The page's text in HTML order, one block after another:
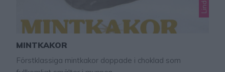
MINTKAKOR
Förstklassiga mintkakor doppade i choklad som